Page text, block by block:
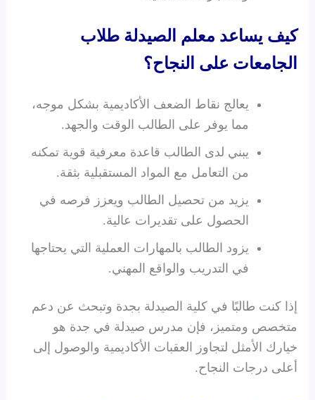
كيف يساعد معلم الصيدلة طلاب
الجامعات على النجاح؟
يعالج نقاط الضعف الأكاديمية بشكل موجه،
مما يوفر على الطالب الوقت والجهد.
يبني لدى الطالب قاعدة معرفية قوية تمكنه
من التعامل مع المواد المستقبلية بثقة.
يزيد من تحصيل الطالب ويعزز فرصه في
الحصول على تقديرات عالية.
يزود الطالب بالمهارات العملية التي يحتاجها
في التدريب والواقع المهني.
إذا كنت طالبًا في كلية الصيدلة بجدة وتبحث عن دعم
متخصص ومتميز، فإن مدرس صيدلة في جدة هو
خيارك الأمثل لتجاوز العقبات الأكاديمية والوصول إلى
أعلى درجات النجاح.